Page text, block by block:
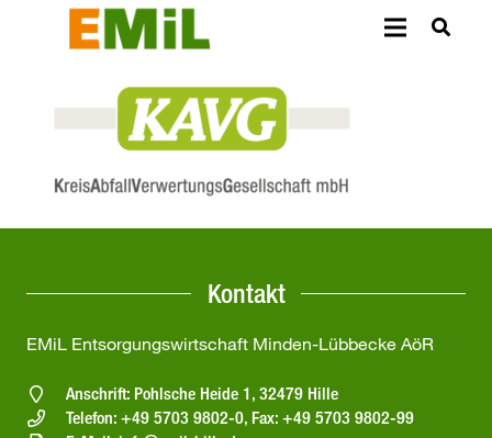
Kontakt
EMiL Entsorgungswirtschaft Minden-Lübbecke AöR
Anschrift: Pohlsche Heide 1, 32479 Hille
Telefon: +49 5703 9802-0, Fax: +49 5703 9802-99